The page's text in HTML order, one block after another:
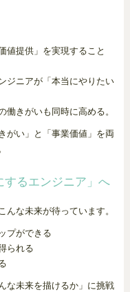
値提供」を実現すること
ジニアが「本当にやりたい
きがいも同時に高める。
がい」と「事業価値」を両
るエンジニア」へ
な未来が待っています。
プができる
られる
な未来を描けるか」に挑戦